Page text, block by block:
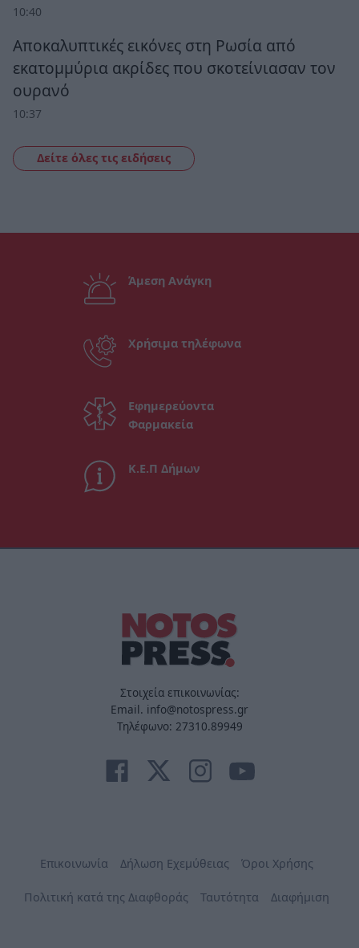
10:40
Αποκαλυπτικές εικόνες στη Ρωσία από
εκατομμύρια ακρίδες που σκοτείνιασαν τον
ουρανό
10:37
Δείτε όλες τις ειδήσεις
Άμεση Ανάγκη
Χρήσιμα τηλέφωνα
Εφημερεύοντα
Φαρμακεία
Κ.Ε.Π Δήμων
Στοιχεία επικοινωνίας:
Email. info@notospress.gr
Τηλέφωνο: 27310.89949
Επικοινωνία Δήλωση Εχεμύθειας Όροι Χρήσης
Πολιτική κατά της Διαφθοράς Ταυτότητα Διαφήμιση